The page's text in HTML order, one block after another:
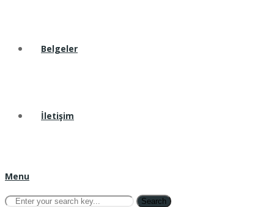
Belgeler
İletişim
Menu
Search